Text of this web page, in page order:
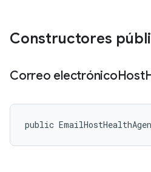
Constructores
Correo electrónicoHost
public